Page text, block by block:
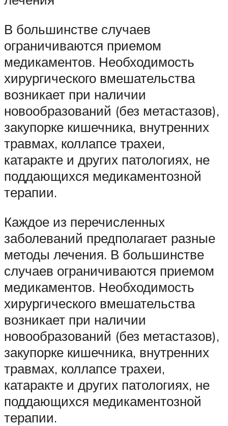
В большинстве случаев
ограничиваются приемом
медикаментов. Необходимость
хирургического вмешательства
возникает при наличии
новообразований (без метастазов),
закупорке кишечника, внутренних
травмах, коллапсе трахеи,
катаракте и других патологиях, не
поддающихся медикаментозной
терапии.
Каждое из перечисленных
заболеваний предполагает разные
методы лечения. В большинстве
случаев ограничиваются приемом
медикаментов. Необходимость
хирургического вмешательства
возникает при наличии
новообразований (без метастазов),
закупорке кишечника, внутренних
травмах, коллапсе трахеи,
катаракте и других патологиях, не
поддающихся медикаментозной
терапии.